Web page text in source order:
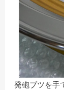
発砲ブツを手